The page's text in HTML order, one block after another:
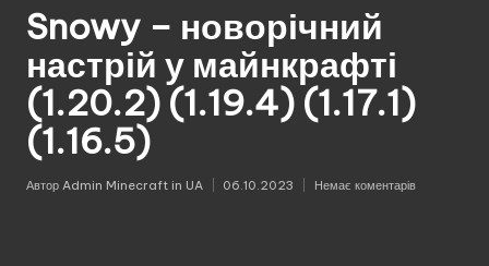
магія.
Завантажуй
моди
для
Minecraft
з
перекладом,
оновленнями
Snowy – новорічний
настрій у майнкрафті
(1.20.2) (1.19.4) (1.17.1)
(1.16.5)
Опубліковано
Автор Admin Minecraft in UA 06.10.2023 Немає коментарів